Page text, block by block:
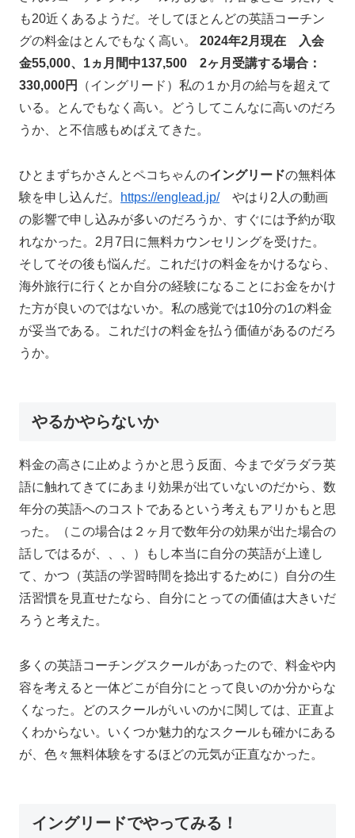
も20近くあるようだ。そしてほとんどの英語コーチン
グの料金はとんでもなく高い。 2024年2月現在 入会
金55,000、1ヵ月間中137,500 2ヶ月受講する場合：
330,000円
（イングリード）私の１か月の給与を超えて
いる。とんでもなく高い。どうしてこんなに高いのだろ
うか、と不信感もめばえてきた。
ひとまずちかさんとペコちゃんのイングリードの無料体
験を申し込んだ。
https://englead.jp/やはり2人の動画
の影響で申し込みが多いのだろうか、すぐには予約が取
れなかった。2月7日に無料カウンセリングを受けた。
そしてその後も悩んだ。これだけの料金をかけるなら、
海外旅行に行くとか自分の経験になることにお金をかけ
た方が良いのではないか。私の感覚では10分の1の料金
が妥当である。これだけの料金を払う価値があるのだろ
うか。
やるかやらないか
料金の高さに止めようかと思う反面、今までダラダラ英
語に触れてきてにあまり効果が出ていないのだから、数
年分の英語へのコストであるという考えもアリかもと思
った。（この場合は２ヶ月で数年分の効果が出た場合の
話しではるが、、、）もし本当に自分の英語が上達し
て、かつ（英語の学習時間を捻出するために）自分の生
活習慣を見直せたなら、自分にとっての価値は大きいだ
ろうと考えた。
多くの英語コーチングスクールがあったので、料金や内
容を考えると一体どこが自分にとって良いのか分からな
くなった。どのスクールがいいのかに関しては、正直よ
くわからない。いくつか魅力的なスクールも確かにある
が、色々無料体験をするほどの元気が正直なかった。
イングリードでやってみる！